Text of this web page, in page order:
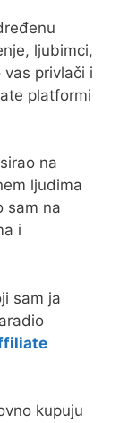
ljubimci,
privlači i
platformi
na
ljudima
sam na
i
sam ja
kupuju